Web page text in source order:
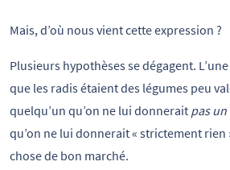
Mais, d’où nous vient cette expression ?
Plusieurs hypothèses se dégagent.
que les radis étaient des légumes peu
quelqu’un qu’on ne lui donnerait pas
qu’on ne lui donnerait « strictement rien
chose de bon marché.